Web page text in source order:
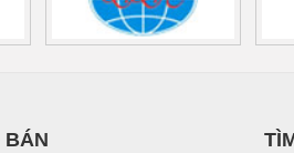
BÁN